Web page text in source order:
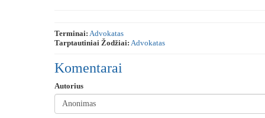
Terminai: Advokatas
Tarptautiniai Žodžiai: Advokatas
Komentarai
Autorius